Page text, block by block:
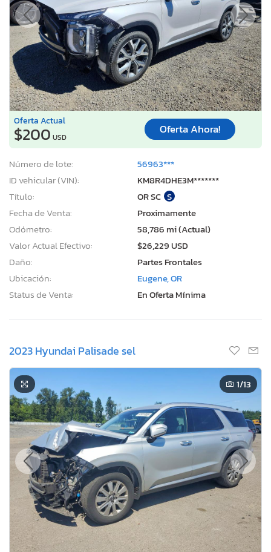
Oferta Actual
$200 USD
Oferta Ahora!
Número de lote:
56963***
ID vehicular (VIN):
KM8R4DHE3M*******
Título:
OR SC S
Fecha de Venta:
Proximamente
Odómetro:
58,786 mi (Actual)
Valor Actual Efectivo:
$26,229 USD
Daño:
Partes Frontales
Ubicación:
Eugene, OR
Status de Venta:
En Oferta Mínima
2023 Hyundai Palisade sel
1/13